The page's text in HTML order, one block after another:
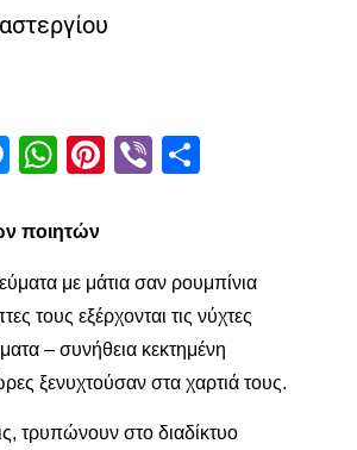
Messenger
WhatsApp
Pinterest
Viber
ποιητών
με μάτια σαν ρουμπίνια
τους εξέρχονται τις νύχτες
– συνήθεια κεκτημένη
ξενυχτούσαν στα χαρτιά τους.
τρυπώνουν στο διαδίκτυο